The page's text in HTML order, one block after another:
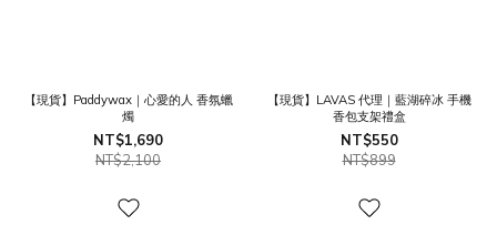
【現貨】Paddywax｜心愛的人 香氛蠟
燭
NT$1,690
NT$2,100
【現貨】LAVAS 代理｜藍湖碎冰 手機
香包支架禮盒
NT$550
NT$899